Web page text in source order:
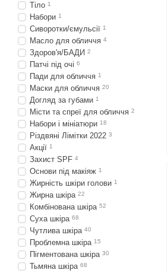
Тіло 1
Набори 1
Сиворотки/ємульсії 1
Масло для обличчя 4
Здоров'я/БАДИ 2
Патчі під очі 6
Пади для обличчя 1
Маски для обличчя 20
Догляд за губами 1
Місти та спреї для обличчя 2
Набори і мініатюри 18
Різдвяні Лімітки 2022 3
Акції 1
Захист SPF 4
Основи під макіяж 1
Жирність шкіри голови 1
Жирна шкіра 22
Комбінована шкіра 52
Суха шкіра 68
Чутлива шкіра 40
Проблемна шкіра 15
Пігментована шкіра 30
Тьмяна шкіра 68